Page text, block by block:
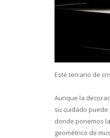
Este terrario de
Aunque la
su cuidado
donde ponemos
geométrico de